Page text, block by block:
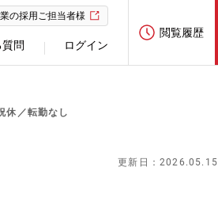
の採用ご担当者様
問 ログイン
閲覧履歴
休／転勤なし
更新日：2026.05.15